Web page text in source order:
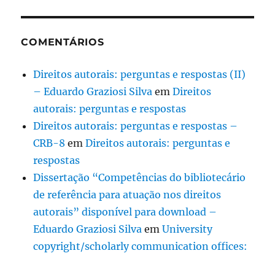
COMENTÁRIOS
Direitos autorais: perguntas e respostas (II)
– Eduardo Graziosi Silva emDireitos
autorais: perguntas e respostas
Direitos autorais: perguntas e respostas –
CRB-8 emDireitos autorais: perguntas e
respostas
Dissertação “Competências do bibliotecário
de referência para atuação nos direitos
autorais” disponível para download –
Eduardo Graziosi Silva emUniversity
copyright/scholarly communication offices: